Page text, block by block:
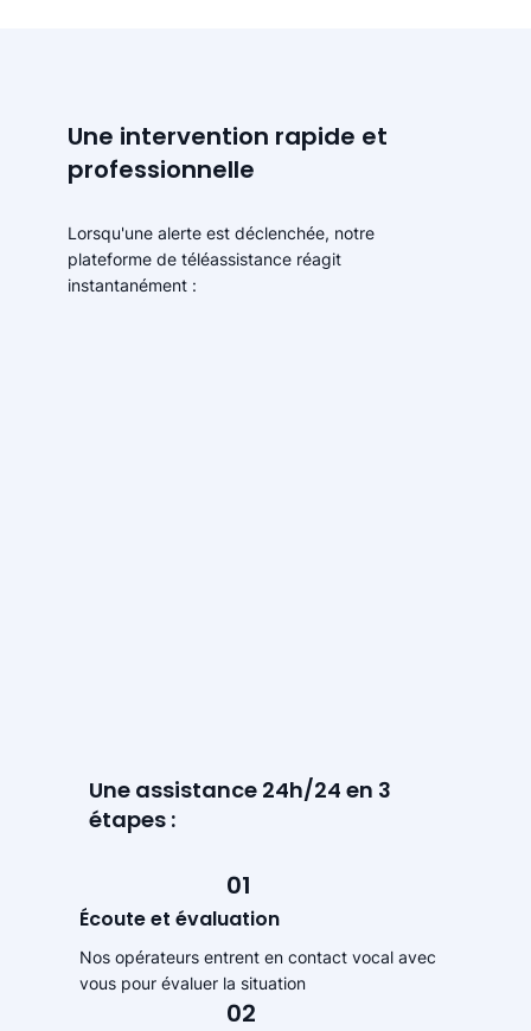
Une intervention rapide et
professionnelle
Lorsqu'une alerte est déclenchée, notre
plateforme de téléassistance réagit
instantanément :
Une assistance 24h/24 en 3
étapes :
01
Écoute et évaluation
Nos opérateurs entrent en contact vocal avec
vous pour évaluer la situation
02